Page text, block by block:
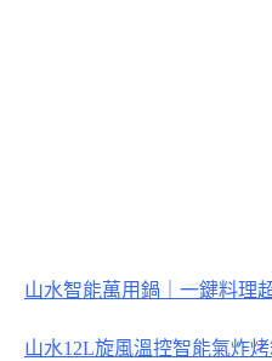
山水智能萬用鍋｜一鍵料理
山水12L旋風溫控智能氣炸